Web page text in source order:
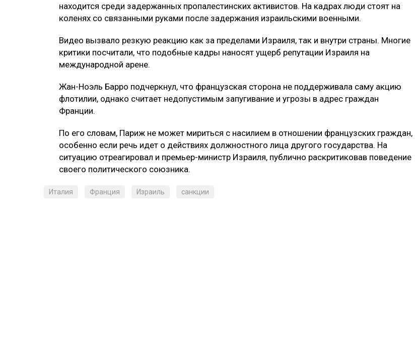
находится среди задержанных пропалестинских активистов. На кадрах люди стоят на
коленях со связанными руками после задержания израильскими военными.
Видео вызвало резкую реакцию как за пределами Израиля, так и внутри страны. Многие
критики посчитали, что подобные кадры наносят ущерб репутации Израиля на
международной арене.
Жан-Ноэль Барро подчеркнул, что французская сторона не поддерживала саму акцию
флотилии, однако считает недопустимым запугивание и угрозы в адрес граждан
Франции.
По его словам, Париж не может мириться с насилием в отношении французских граждан,
особенно если речь идет о действиях должностного лица другого государства. На
ситуацию отреагировал и премьер-министр Израиля, публично раскритиковав поведение
своего политического союзника.
Италия Франция Израиль санкции